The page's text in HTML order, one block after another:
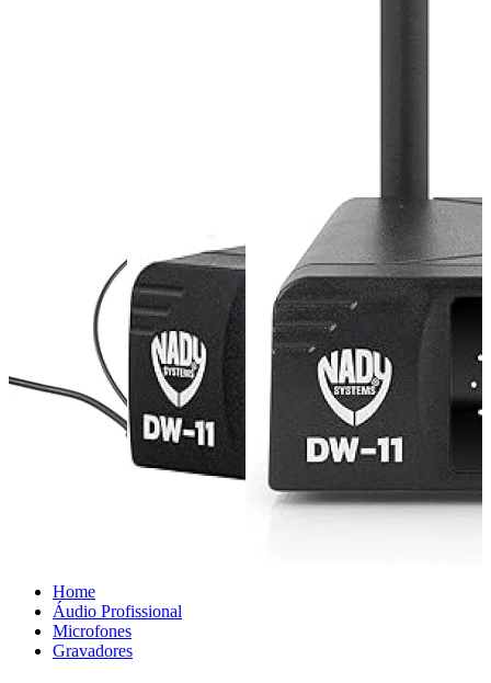
Home
Áudio Profissional
Microfones
Gravadores